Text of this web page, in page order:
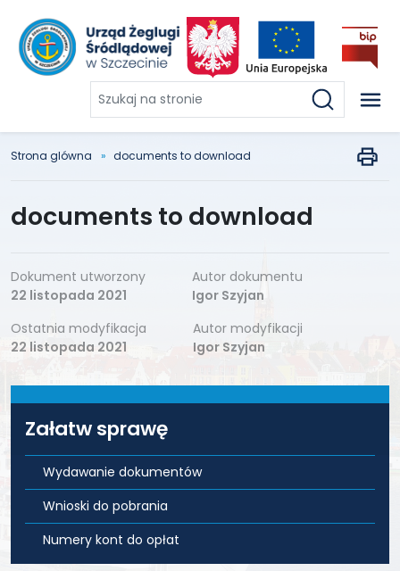
Szukaj
na
stronie
Strona glówna documents to download
documents to download
Dokument utworzony
22 listopada 2021
Autor dokumentu
Igor Szyjan
Ostatnia modyfikacja
22 listopada 2021
Autor modyfikacji
Igor Szyjan
Załatw sprawę
Wydawanie dokumentów
Wnioski do pobrania
Numery kont do opłat